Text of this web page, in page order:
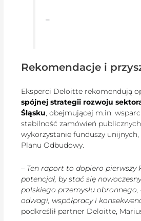
–
Rekomendacje i
Eksperci Deloitte rekomendują
spójnej strategii rozwoju
Śląsku, obejmującej m.in.
stabilność zamówień
wykorzystanie funduszy
Planu Odbudowy.
– Ten raport to dopiero pierwszy
potencjał, by stać się
polskiego przemysłu
odwagi, współpracy i
podkreślił partner Deloitte,